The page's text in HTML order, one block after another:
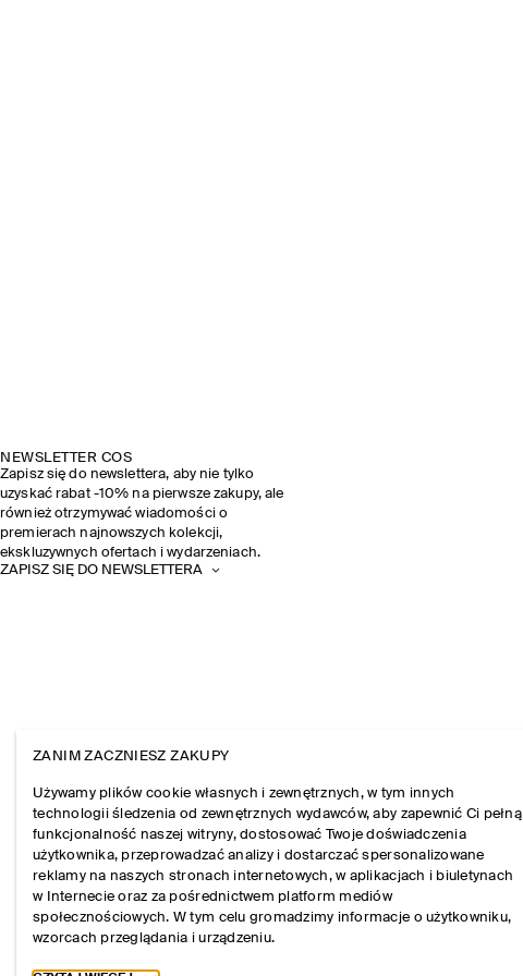
NEWSLETTER COS
Zapisz się do newslettera, aby nie tylko
uzyskać rabat -10% na pierwsze zakupy, ale
również otrzymywać wiadomości o
premierach najnowszych kolekcji,
ekskluzywnych ofertach i wydarzeniach.
ZAPISZ SIĘ DO NEWSLETTERA
ZANIM ZACZNIESZ ZAKUPY
Używamy plików cookie własnych i zewnętrznych, w tym innych
technologii śledzenia od zewnętrznych wydawców, aby zapewnić Ci pełną
funkcjonalność naszej witryny, dostosować Twoje doświadczenia
użytkownika, przeprowadzać analizy i dostarczać spersonalizowane
reklamy na naszych stronach internetowych, w aplikacjach i biuletynach
w Internecie oraz za pośrednictwem platform mediów
społecznościowych. W tym celu gromadzimy informacje o użytkowniku,
wzorcach przeglądania i urządzeniu.